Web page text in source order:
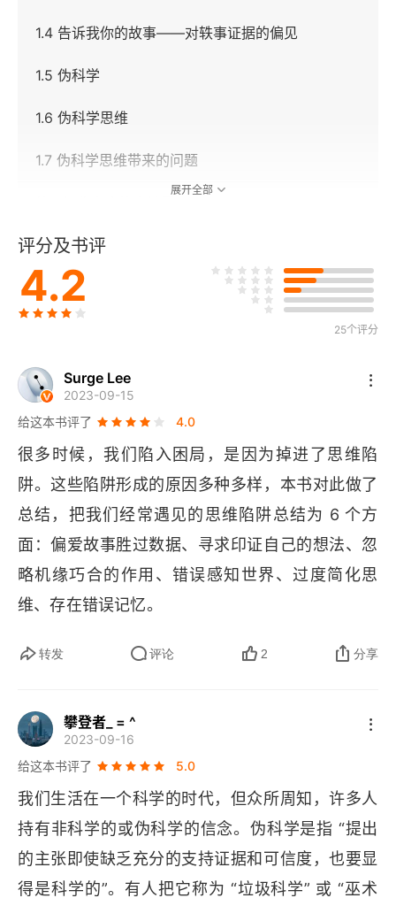
1.4 告诉我你的故事——对轶事证据的偏见
1.5 伪科学
1.6 伪科学思维
1.7 伪科学思维带来的问题
2.1 非常的主张需要非常的证据
2.2 有这种可能
2.4 如何生成高质量的信念
2.5 选择假设
第3章 像科学家一样思考
3.1 必须严格控制实验
3.2 什么是科学
3.3 科学的运作流程
3.6 科学与伪科学的区别
3.7 像科学家一样思考
第4章 偶然与巧合的作用
4.2 赌徒谬论
展开全部
评分及书评
4.2
25个评分
Surge Lee
2023-09-15
给这本书评了
4.0
很多时候，我们陷入困局，是因为掉进了思维陷
阱。这些陷阱形成的原因多种多样，本书对此做了
总结，把我们经常遇见的思维陷阱总结为 6 个方
面：偏爱故事胜过数据、寻求印证自己的想法、忽
略机缘巧合的作用、错误感知世界、过度简化思
维、存在错误记忆。
转发 评论 2 分享
攀登者_ = ^
2023-09-16
给这本书评了
5.0
我们生活在一个科学的时代，但众所周知，许多人
持有非科学的或伪科学的信念。伪科学是指 “提出
的主张即使缺乏充分的支持证据和可信度，也要显
得是科学的”。有人把它称为 “垃圾科学” 或 “巫术